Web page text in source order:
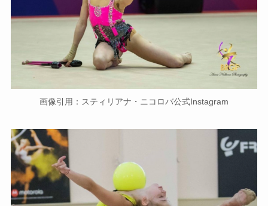
画像引用：スティリアナ・ニコロバ公式Instagram